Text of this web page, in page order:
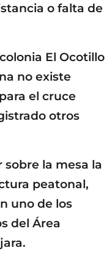
o falta de
El Ocotillo
no existe
el cruce
otros
la mesa la
peatonal,
uno de los
del Área